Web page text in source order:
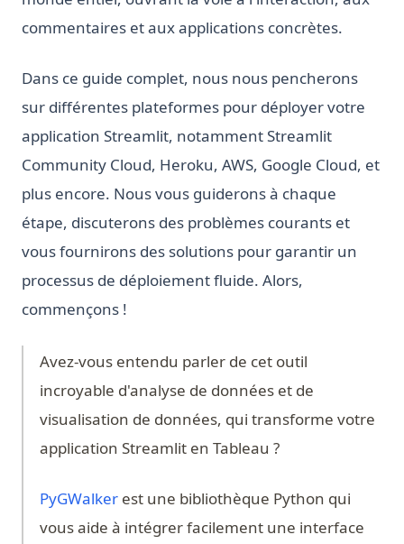
commentaires et aux applications concrètes.
Dans ce guide complet, nous nous pencherons
sur différentes plateformes pour déployer votre
application Streamlit, notamment Streamlit
Community Cloud, Heroku, AWS, Google Cloud, et
plus encore. Nous vous guiderons à chaque
étape, discuterons des problèmes courants et
vous fournirons des solutions pour garantir un
processus de déploiement fluide. Alors,
commençons !
Avez-vous entendu parler de cet outil
incroyable d'analyse de données et de
visualisation de données, qui transforme votre
application Streamlit en Tableau ?
PyGWalker(opens in a new tab)
est une bibliothèque Python qui
vous aide à intégrer facilement une interface